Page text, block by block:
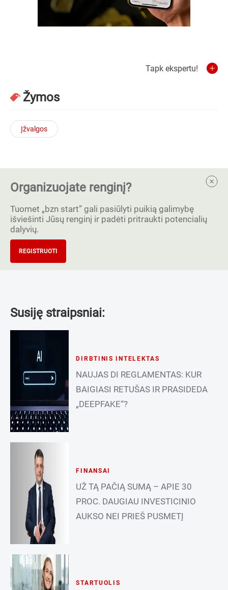
Tapk ekspertu!
Žymos
Įžvalgos
Organizuojate renginį?
Tuomet „bzn start” gali pasiūlyti puikią galimybę
išviešinti Jūsų renginį ir padėti pritraukti potencialių
dalyvių.
REGISTRUOTI
Susiję straipsniai:
DIRBTINIS INTELEKTAS
NAUJAS DI REGLAMENTAS: KUR
BAIGIASI RETUŠAS IR PRASIDEDA
„DEEPFAKE“?
FINANSAI
UŽ TĄ PAČIĄ SUMĄ – APIE 30
PROC. DAUGIAU INVESTICINIO
AUKSO NEI PRIEŠ PUSMETĮ
STARTUOLIS